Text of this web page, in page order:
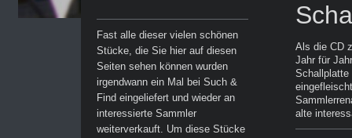
Als die CD
Jahr für
Schallplatte
alte
Fast alle dieser vielen schönen
Stücke, die Sie hier auf diesen
Seiten sehen können wurden
irgendwann ein Mal bei Such &
Find eingeliefert und wieder an
interessierte Sammler
weiterverkauft. Um diese Stücke